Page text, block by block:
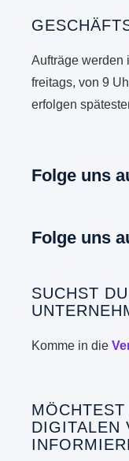
Aufträge werden
freitags, von 9
erfolgen
Folge uns
Folge uns
SUCHST
Komme in die
DIGITALEN